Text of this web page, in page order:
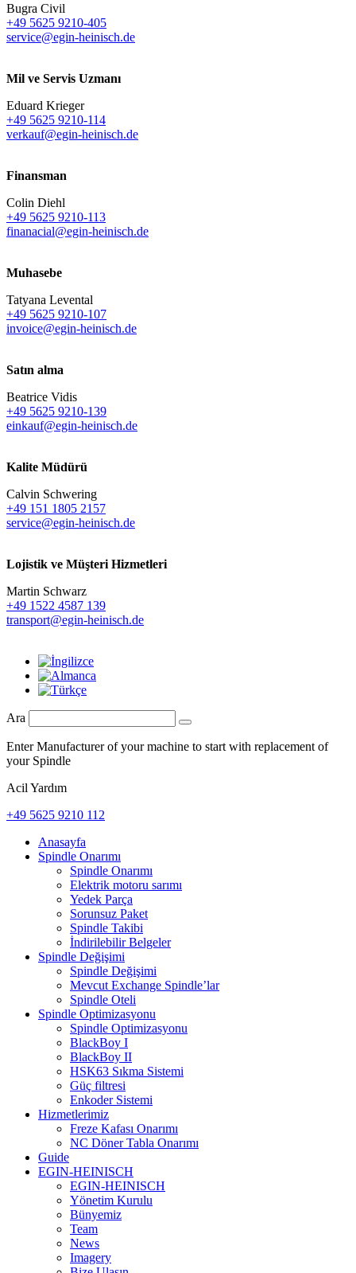
Bugra Civil
+49 5625 9210-405
service@egin-heinisch.de
Mil ve Servis Uzmanı
Eduard Krieger
+49 5625 9210-114
verkauf@egin-heinisch.de
Finansman
Colin Diehl
+49 5625 9210-113
finanacial@egin-heinisch.de
Muhasebe
Tatyana Levental
+49 5625 9210-107
invoice@egin-heinisch.de
Satın alma
Beatrice Vidis
+49 5625 9210-139
einkauf@egin-heinisch.de
Kalite Müdürü
Calvin Schwering
+49 151 1805 2157
service@egin-heinisch.de
Lojistik ve Müşteri Hizmetleri
Martin Schwarz
+49 1522 4587 139
transport@egin-heinisch.de
Ara
Enter Manufacturer of your machine to start with replacement of
your Spindle
Acil Yardım
+49 5625 9210 112
Anasayfa
Spindle Onarımı
Spindle Onarımı
Elektrik motoru sarımı
Yedek Parça
Sorunsuz Paket
Spindle Takibi
İndirilebilir Belgeler
Spindle Değişimi
Spindle Değişimi
Mevcut Exchange Spindle’lar
Spindle Oteli
Spindle Optimizasyonu
Spindle Optimizasyonu
BlackBoy I
BlackBoy II
HSK63 Sıkma Sistemi
Güç filtresi
Enkoder Sistemi
Hizmetlerimiz
Freze Kafası Onarımı
NC Döner Tabla Onarımı
Guide
EGIN-HEINISCH
EGIN-HEINISCH
Yönetim Kurulu
Bünyemiz
Team
News
Imagery